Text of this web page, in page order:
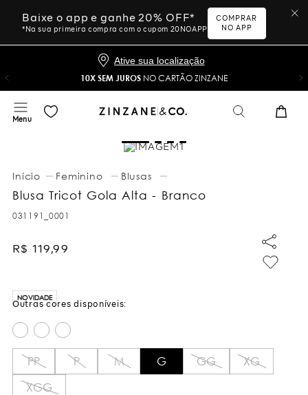
Baixe o app e ganhe 20% OFF*
*Na sua primeira compra com o cupom 20NOAPP
COMPRAR
NO APP
Ative sua localização
10X SEM JUROS NO CARTÃO ZINZANE
Feminino Blusas
Blusa Tricot Gola Alta - Branco
031191_0001
R$ 119,99
NOVIDADE
PP P M G GG
XG
XGG